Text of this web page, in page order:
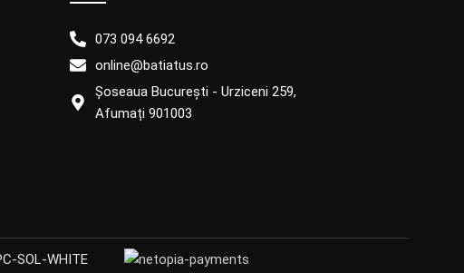
073 094 6692
online@batiatus.ro
Șoseaua București - Urziceni 259,
Afumați 901003